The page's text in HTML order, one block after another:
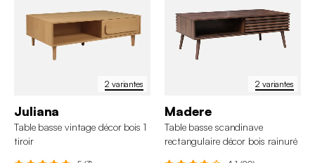
2 variantes
Juliana
Table basse vintage décor bois 1
tiroir
2 variantes
Madere
Table basse scandinave
rectangulaire décor bois rainuré